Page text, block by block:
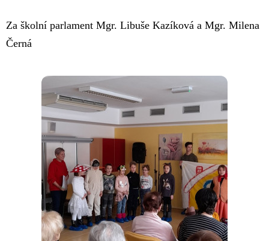
Za školní parlament Mgr. Libuše Kazíková a Mgr. Milena
Černá